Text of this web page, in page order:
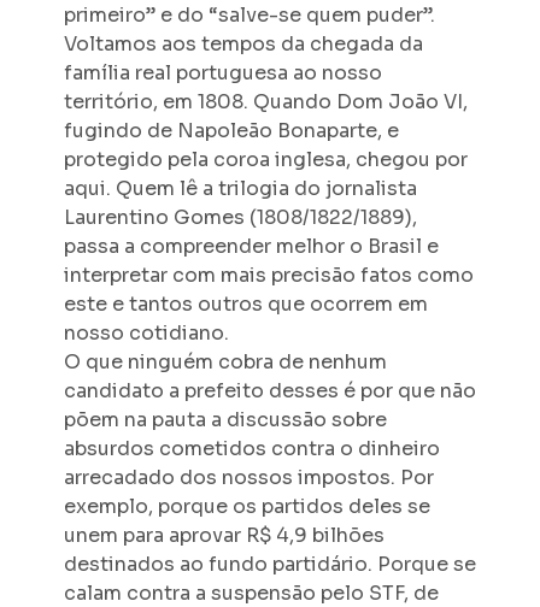
primeiro” e do “salve-se quem puder”.
Voltamos aos tempos da chegada da
família real portuguesa ao nosso
território, em 1808. Quando Dom João VI,
fugindo de Napoleão Bonaparte, e
protegido pela coroa inglesa, chegou por
aqui. Quem lê a trilogia do jornalista
Laurentino Gomes (1808/1822/1889),
passa a compreender melhor o Brasil e
interpretar com mais precisão fatos como
este e tantos outros que ocorrem em
nosso cotidiano.
O que ninguém cobra de nenhum
candidato a prefeito desses é por que não
põem na pauta a discussão sobre
absurdos cometidos contra o dinheiro
arrecadado dos nossos impostos. Por
exemplo, porque os partidos deles se
unem para aprovar R$ 4,9 bilhões
destinados ao fundo partidário. Porque se
calam contra a suspensão pelo STF, de